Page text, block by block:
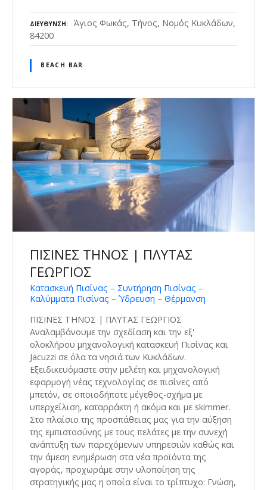
ΔΙΕΎΘΥΝΣΗ
Άγιος Φωκάς, Τήνος, Νομός Κυκλάδων,
84200
BEACH BAR
ΠΙΣΙΝΕΣ ΤΗΝΟΣ | ΠΛΥΤΑΣ
ΓΕΩΡΓΙΟΣ
Κατασκευή Πισίνας – Συντήρηση Πισίνας –
Καλύμματα Πισίνας – Ύδρευση – Θέρμανση
ΠΙΣΙΝΕΣ ΤΗΝΟΣ | ΠΛΥΤΑΣ ΓΕΩΡΓΙΟΣ
Αναλαμβάνουμε την σχεδίαση και την εξ'
ολοκλήρου μηχανολογική κατασκευή Πισίνας και
Jacuzzi σε όλα τα νησιά των Κυκλάδων.
Εξειδικευόμαστε στην μελέτη και μηχανολογική
εφαρμογή νέας τεχνολογίας σε πισίνες από
μπετόν, σε οποιοδήποτε μέγεθος-σχήμα με
υπερχείλιση, καταρράκτη ή ακόμα και με skimmer.
Στο πλαίσιο της προσπάθειας μας για την αύξηση
της εμπιστοσύνης με τους πελάτες με την συνεχή
ανάπτυξη των παρεχόμενων υπηρεσιών καθώς και
την άμεση ενημέρωση στα νέα προϊόντα της
αγοράς, προχωράμε στην υλοποίηση της
στρατηγικής μας η οποία είναι το τρίπτυχο: Γνώση,